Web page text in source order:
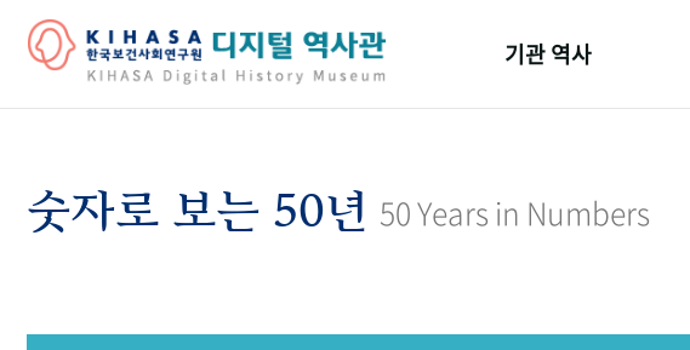
기관 역사
숫자로 보는 50년 50 Years in Numbers